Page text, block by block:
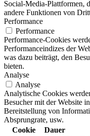
Social-Media-Plattformen,
andere Funktionen von
Performance
Performance
Performance-Cookies
Performanceindizes der
was dazu beiträgt, den
bieten.
Analyse
Analyse
Analytische Cookies
Besucher mit der Website
Bereitstellung von
Absprungrate, usw.
Cookie
Dauer